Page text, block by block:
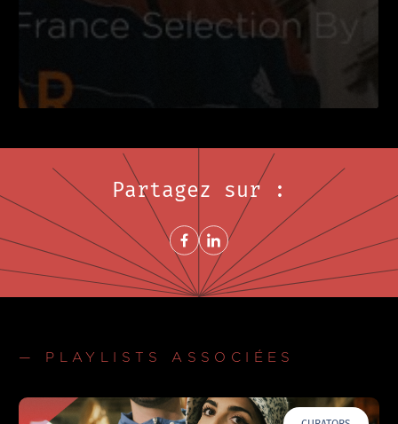
Partagez sur :
Share on FacebookNouvelle fenêtre
Share on LinkedInNouvelle fenêtre
— PLAYLISTS ASSOCIÉES